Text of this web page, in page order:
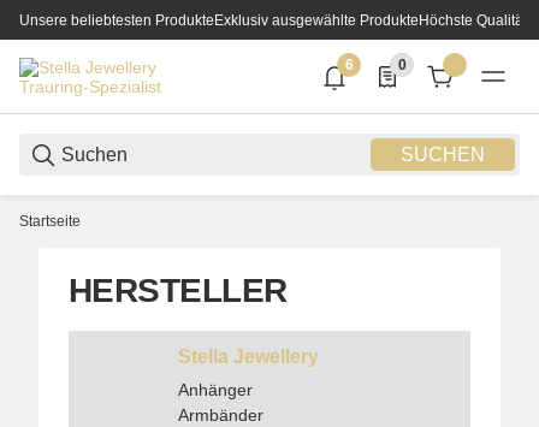
Unsere beliebtesten ProdukteExklusiv ausgewählte ProdukteHöchste Qualität
SUCHEN
6
6 neue Notifizierungen
0
0 Produkte in der
Startseite
HERSTELLER
Stella Jewellery
Anhänger
Armbänder